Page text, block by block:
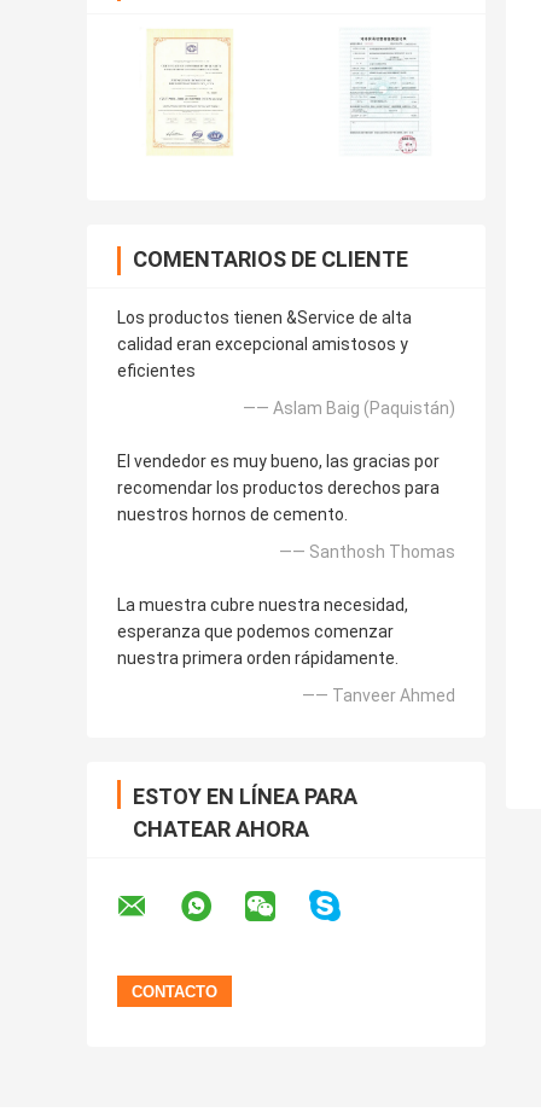
COMENTARIOS DE CLIENTE
Los productos tienen &Service de alta
calidad eran excepcional amistosos y
eficientes
—— Aslam Baig (Paquistán)
El vendedor es muy bueno, las gracias por
recomendar los productos derechos para
nuestros hornos de cemento.
—— Santhosh Thomas
La muestra cubre nuestra necesidad,
esperanza que podemos comenzar
nuestra primera orden rápidamente.
—— Tanveer Ahmed
ESTOY EN LÍNEA PARA
CHATEAR AHORA